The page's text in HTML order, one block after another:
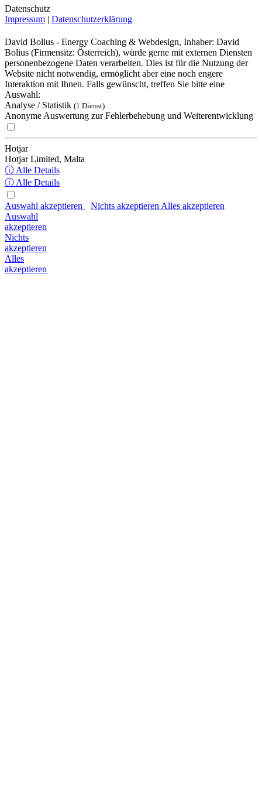
Datenschutz
Impressum | Datenschutzerklärung
David Bolius - Energy Coaching & Webdesign, Inhaber: David
Bolius (Firmensitz: Österreich), würde gerne mit externen Diensten
personenbezogene Daten verarbeiten. Dies ist für die Nutzung der
Website nicht notwendig, ermöglicht aber eine noch engere
Interaktion mit Ihnen. Falls gewünscht, treffen Sie bitte eine
Auswahl:
Analyse / Statistik (1 Dienst)
Anonyme Auswertung zur Fehlerbehebung und Weiterentwicklung
Hotjar
Hotjar Limited, Malta
ⓘ Alle Details
ⓘ Alle Details
Auswahl akzeptieren Nichts akzeptieren Alles akzeptieren
Auswahl
akzeptieren
Nichts
akzeptieren
Alles
akzeptieren